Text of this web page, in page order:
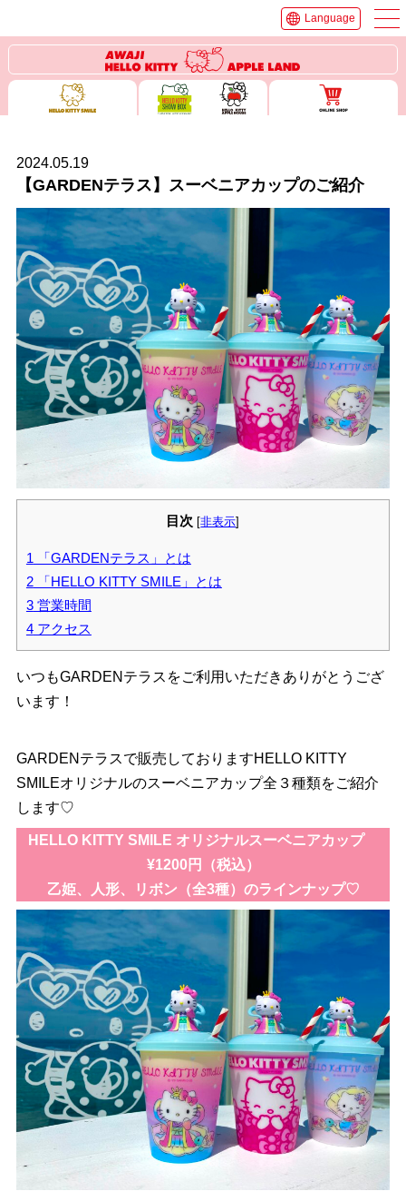
Language
2024.05.19
【GARDENテラス】スーベニアカップのご紹介
目次 [非表示]
1 「GARDENテラス」とは
2「HELLO KITTY SMILE」とは
3営業時間
4アクセス
いつもGARDENテラスをご利用いただきありがとうござ
います！
GARDENテラスで販売しておりますHELLO KITTY
SMILEオリジナルのスーベニアカップ全３種類をご紹介
します♡
HELLO KITTY SMILE オリジナルスーベニアカップ
¥1200円（税込）
乙姫、人形、リボン（全3種）のラインナップ♡